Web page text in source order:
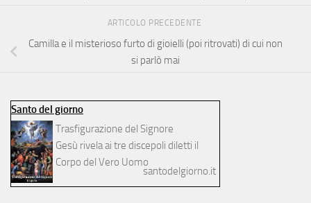
ARTICOLO PRECEDENTE
Camilla e il misterioso furto di gioielli (poi ritrovati) di cui non
si parlò mai
Santo del giorno
Trasfigurazione del Signore
Gesù rivela ai tre discepoli diletti il
Corpo del Vero Uomo
santodelgiorno.it